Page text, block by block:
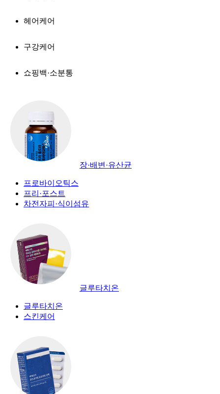
헤어케어
구강케어
쇼핑백·소분통
장·배변·유산균
프로바이오틱스
프리·포스트
차전자피·식이섬유
글루타치온
글루타치온
스킨케어